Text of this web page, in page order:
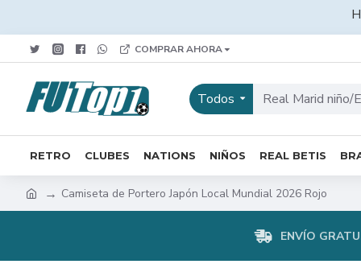
COMPRAR AHORA
Todos
RETRO CLUBES NATIONS NIÑOS REAL BETIS
Camiseta de Portero Japón Local Mundial 2026 Rojo
ENVÍO